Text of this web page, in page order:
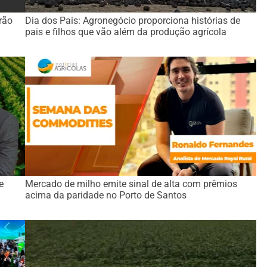
Dia dos Pais: Agronegócio proporciona histórias de
pais e filhos que vão além da produção agrícola
Mercado de milho emite sinal de alta com prêmios
acima da paridade no Porto de Santos